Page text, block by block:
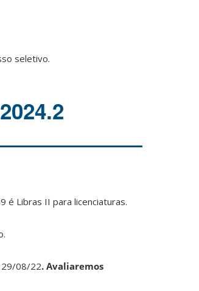
seletivo.
é Libras II para licenciaturas.
29/08/22. Avaliaremos